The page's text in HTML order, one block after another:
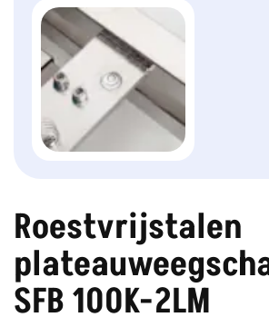
Roestvrijstalen
SFB 100K-2LM